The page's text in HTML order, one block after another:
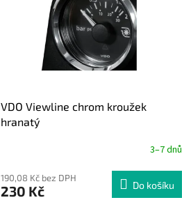
VDO Viewline chrom kroužek
hranatý
3–7 dnů
190,08 Kč bez DPH
230 Kč Do košíku